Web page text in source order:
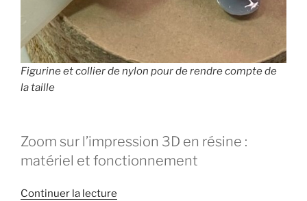
Figurine et collier de nylon pour de rendre compte de
la taille
Zoom sur l’impression 3D en résine :
matériel et fonctionnement
Continuer la lecture